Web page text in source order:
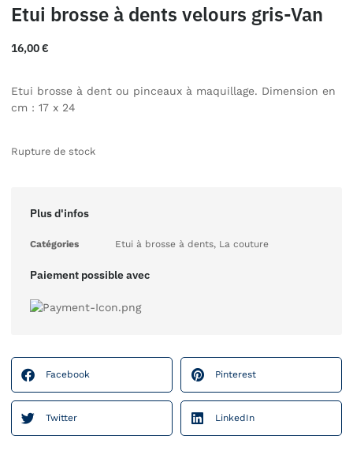
Etui brosse à dents velours gris-Van
16,00€
Etui brosse à dent ou pinceaux à maquillage. Dimension en
cm : 17 x 24
Rupture de stock
Plus d'infos
Catégories Etui à brosse à dents, La couture
Paiement possible avec
Facebook Pinterest
Twitter LinkedIn